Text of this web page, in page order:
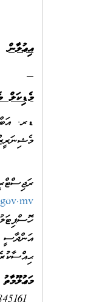
އިޢުލާން
މެޑިކަލް
ޑރ.
ރަޖިސްޓްރީ ކުރިއަށް ދާނީ 03 ޖޫން 2026
އަންދާސީ